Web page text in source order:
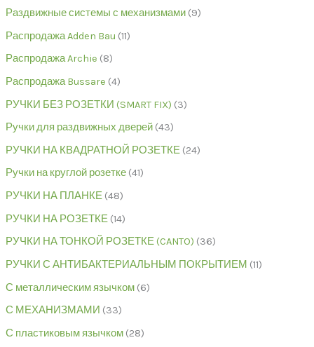
Раздвижные системы с механизмами 9
Распродажа Adden Bau 11
Распродажа Archie 8
Распродажа Bussare 4
РУЧКИ БЕЗ РОЗЕТКИ (SMART FIX) 3
Ручки для раздвижных дверей 43
РУЧКИ НА КВАДРАТНОЙ РОЗЕТКЕ 24
Ручки на круглой розетке 41
РУЧКИ НА ПЛАНКЕ 48
РУЧКИ НА РОЗЕТКЕ 14
РУЧКИ НА ТОНКОЙ РОЗЕТКЕ (CANTO) 36
РУЧКИ С АНТИБАКТЕРИАЛЬНЫМ ПОКРЫТИЕМ
11
С металлическим язычком 6
С МЕХАНИЗМАМИ 33
С пластиковым язычком 28